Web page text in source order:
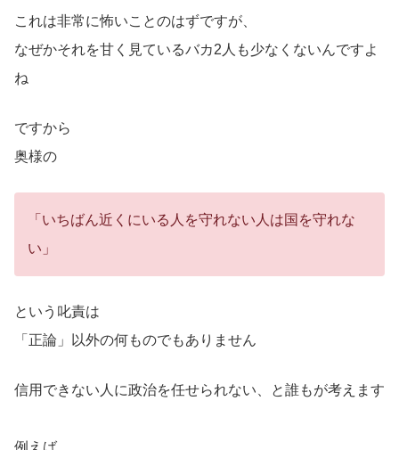
これは非常に怖いことのはずですが、
なぜかそれを甘く見ているバカ2人も少なくないんですよ
ね
ですから
奥様の
「いちばん近くにいる人を守れない人は国を守れな
い」
という叱責は
「正論」以外の何ものでもありません
信用できない人に政治を任せられない、と誰もが考えます
例えば